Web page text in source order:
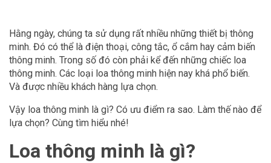
Hằng ngày, chúng ta sử dụng rất nhiều những thiết bị thông
minh. Đó có thể là điện thoại, công tắc, ổ cắm hay cảm biến
thông minh. Trong số đó còn phải kể đến những chiếc loa
thông minh. Các loại loa thông minh hiện nay khá phổ biến.
Và được nhiều khách hàng lựa chọn.
Vậy loa thông minh là gì? Có ưu điểm ra sao. Làm thế nào để
lựa chọn? Cùng tìm hiểu nhé!
Loa thông minh là gì?